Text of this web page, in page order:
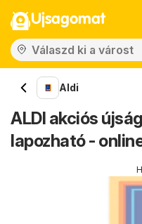
Ujsagomat
Aldi
ALDI akciós
lapozható -